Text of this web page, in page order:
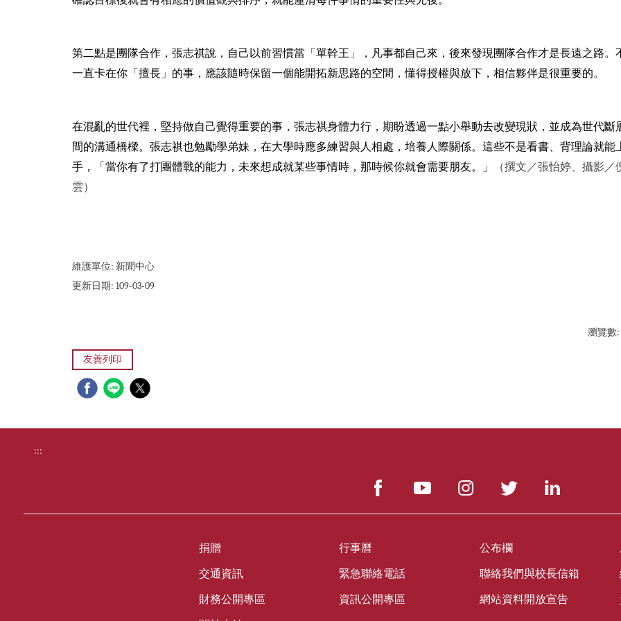
第二點是團隊合作，張志祺說，自己以前習慣當「單幹王」，凡事都自己來，後來發現團隊合作才是長遠之路。
一直卡在你「擅長」的事，應該隨時保留一個能開拓新思路的空間，懂得授權與放下，相信夥伴是很重要的。
在混亂的世代裡，堅持做自己覺得重要的事，張志祺身體力行，期盼透過一點小舉動去改變現狀，並成為世代斷
間的溝通橋樑。張志祺也勉勵學弟妹，在大學時應多練習與人相處，培養人際關係。這些不是看書、背理論就能
手，「當你有了打團體戰的能力，未來想成就某些事情時，那時候你就會需要朋友。」
（撰文／張怡婷、攝影／
雲）
維護單位: 新聞中心
更新日期: 109-03-09
瀏覽數:
友善列印
:::
捐贈 行事曆 公布欄
交通資訊 緊急聯絡電話 聯絡我們與校長信箱
財務公開專區 資訊公開專區 網站資料開放宣告